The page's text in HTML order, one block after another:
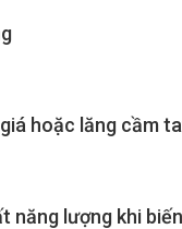
hoặc lăng cầm
năng lượng khi